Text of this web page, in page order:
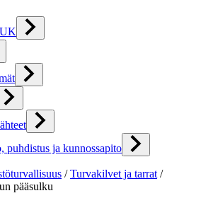
puhdistus ja kunnossapito
/Turvakilvet ja tarrat /
pääsulku